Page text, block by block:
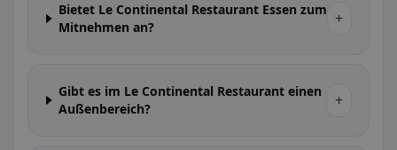
Bietet Le Continental Restaurant Essen zum
Mitnehmen an?
+
Gibt es im Le Continental Restaurant einen
Außenbereich?
+